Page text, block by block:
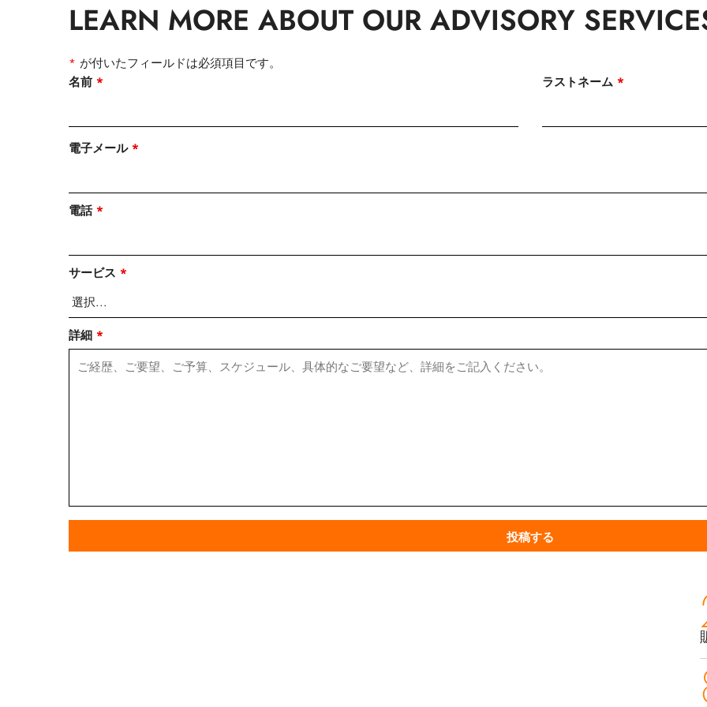
LEARN MORE ABOUT OUR ADVISORY
* が付いたフィールドは必須項目です。
名前 * ラストネーム *
電子メール *
電話 *
サービス *
詳細 *